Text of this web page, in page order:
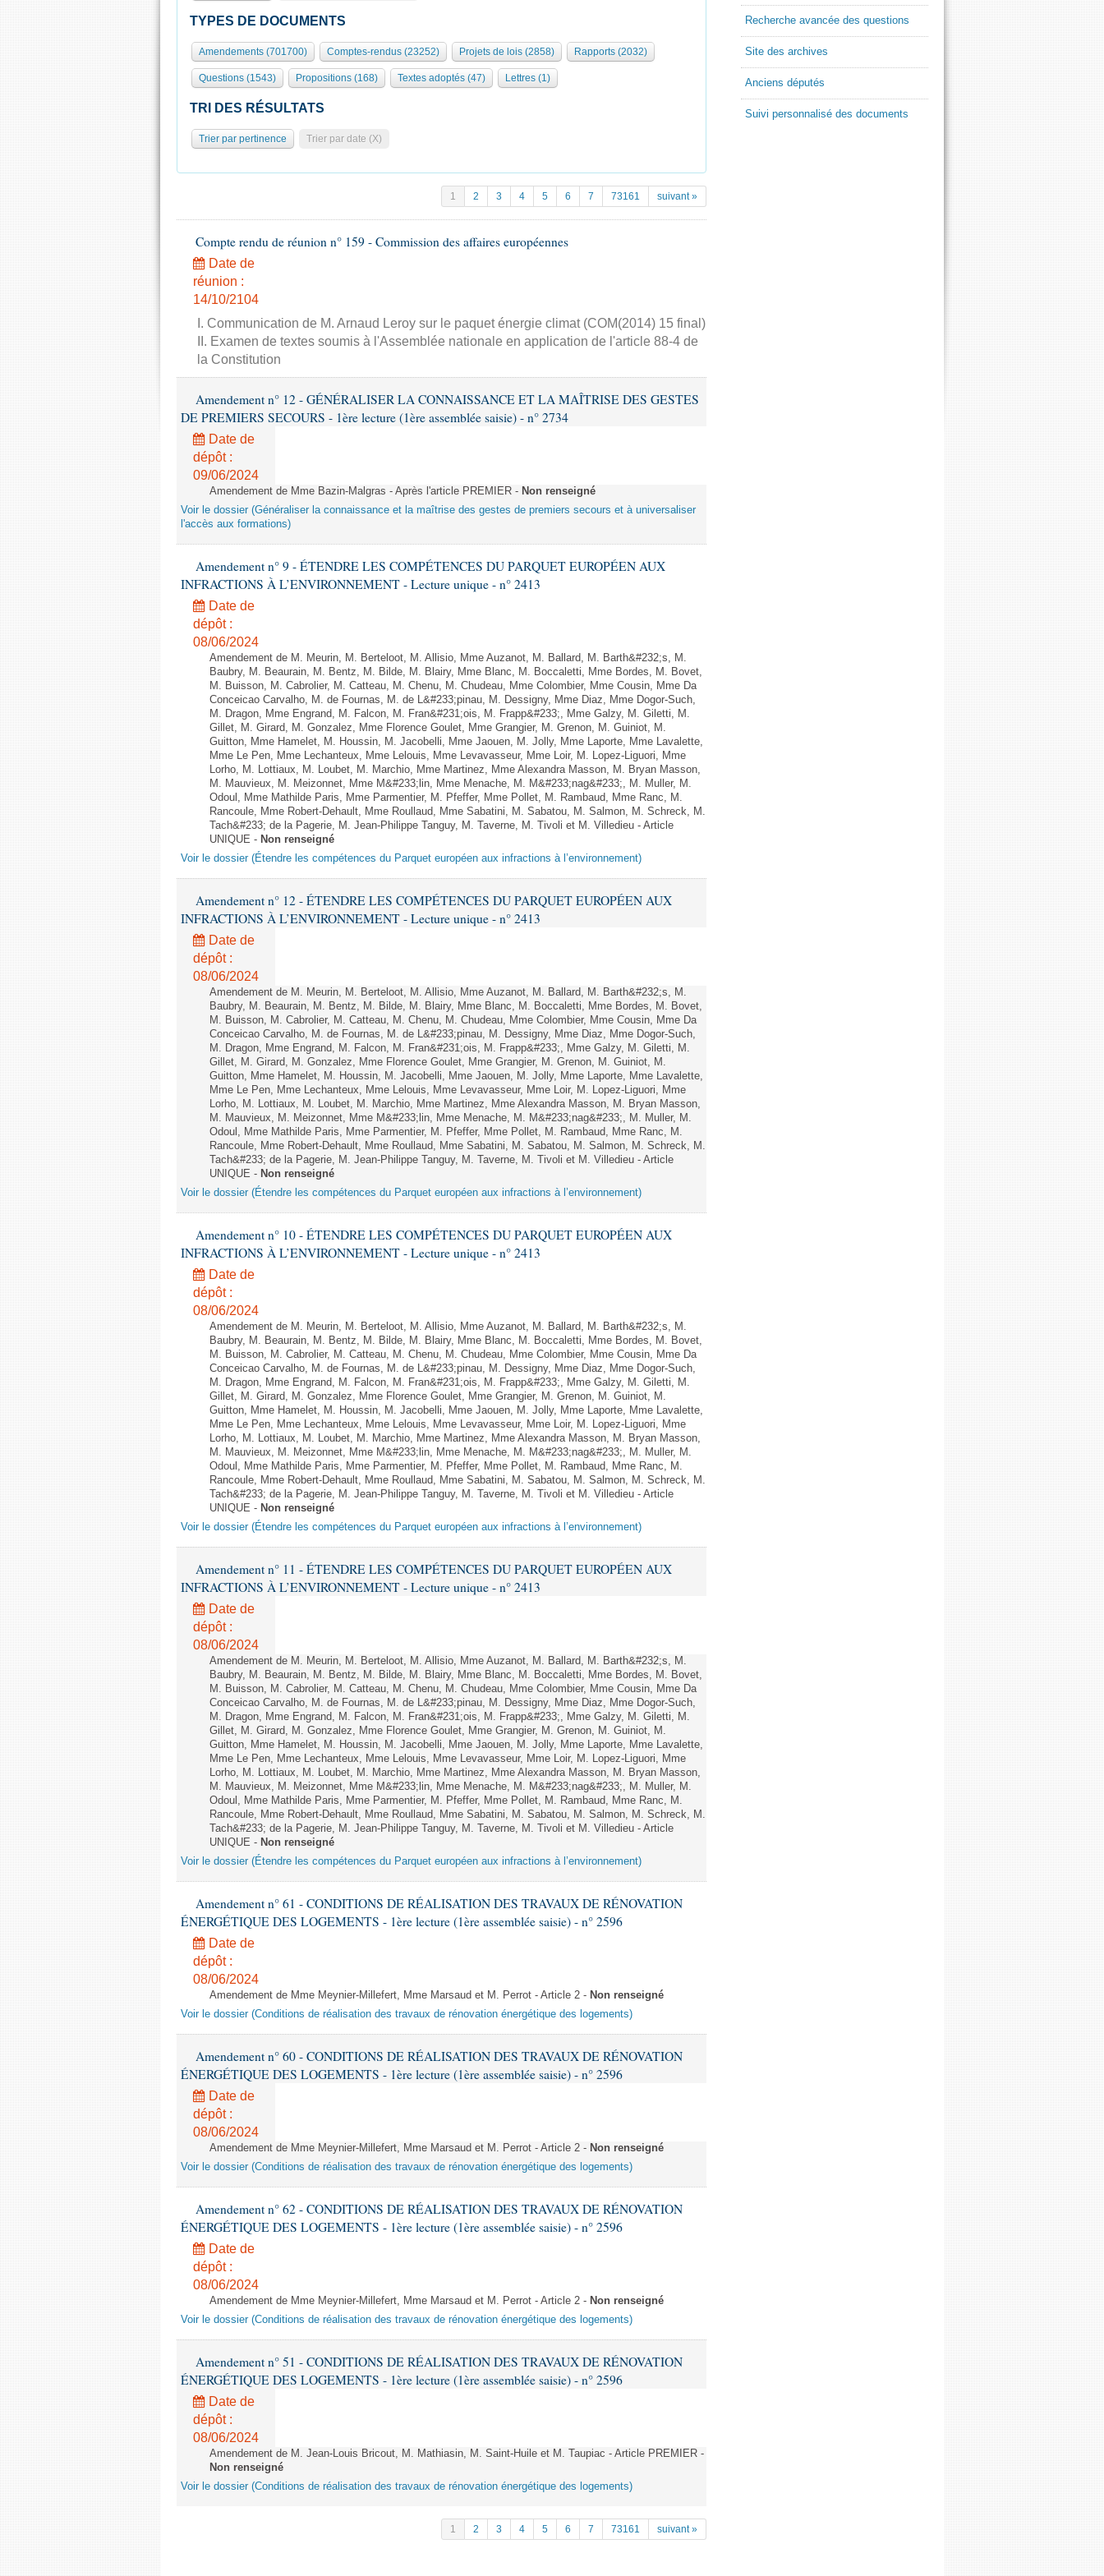
TYPES DE DOCUMENTS
Amendements (701700) Comptes-rendus (23252) Projets de lois (2858) Rapports (2032)
Questions (1543) Propositions (168) Textes adoptés (47) Lettres (1)
TRI DES RÉSULTATS
Trier par pertinence Trier par date (X)
1 2 3 4 5 6 7 73161 suivant »
Compte rendu de réunion n° 159 - Commission des affaires européennes
Date de
réunion :
14/10/2104
I. Communication de M. Arnaud Leroy sur le paquet énergie climat (COM(2014) 15 final)
II. Examen de textes soumis à l'Assemblée nationale en application de l'article 88-4 de
la Constitution
Amendement n° 12 - GÉNÉRALISER LA CONNAISSANCE ET LA MAÎTRISE DES GESTES
DE PREMIERS SECOURS - 1ère lecture (1ère assemblée saisie) - n° 2734
Date de
dépôt :
09/06/2024
Amendement de Mme Bazin-Malgras - Après l'article PREMIER - Non renseigné
Voir le dossier (Généraliser la connaissance et la maîtrise des gestes de premiers secours et à universaliser
l'accès aux formations)
Amendement n° 9 - ÉTENDRE LES COMPÉTENCES DU PARQUET EUROPÉEN AUX
INFRACTIONS À L’ENVIRONNEMENT - Lecture unique - n° 2413
Date de
dépôt :
08/06/2024
Amendement de M. Meurin, M. Berteloot, M. Allisio, Mme Auzanot, M. Ballard, M. Barth&#232;s, M.
Baubry, M. Beaurain, M. Bentz, M. Bilde, M. Blairy, Mme Blanc, M. Boccaletti, Mme Bordes, M. Bovet,
M. Buisson, M. Cabrolier, M. Catteau, M. Chenu, M. Chudeau, Mme Colombier, Mme Cousin, Mme Da
Conceicao Carvalho, M. de Fournas, M. de L&#233;pinau, M. Dessigny, Mme Diaz, Mme Dogor-Such,
M. Dragon, Mme Engrand, M. Falcon, M. Fran&#231;ois, M. Frapp&#233;, Mme Galzy, M. Giletti, M.
Gillet, M. Girard, M. Gonzalez, Mme Florence Goulet, Mme Grangier, M. Grenon, M. Guiniot, M.
Guitton, Mme Hamelet, M. Houssin, M. Jacobelli, Mme Jaouen, M. Jolly, Mme Laporte, Mme Lavalette,
Mme Le Pen, Mme Lechanteux, Mme Lelouis, Mme Levavasseur, Mme Loir, M. Lopez-Liguori, Mme
Lorho, M. Lottiaux, M. Loubet, M. Marchio, Mme Martinez, Mme Alexandra Masson, M. Bryan Masson,
M. Mauvieux, M. Meizonnet, Mme M&#233;lin, Mme Menache, M. M&#233;nag&#233;, M. Muller, M.
Odoul, Mme Mathilde Paris, Mme Parmentier, M. Pfeffer, Mme Pollet, M. Rambaud, Mme Ranc, M.
Rancoule, Mme Robert-Dehault, Mme Roullaud, Mme Sabatini, M. Sabatou, M. Salmon, M. Schreck, M.
Tach&#233; de la Pagerie, M. Jean-Philippe Tanguy, M. Taverne, M. Tivoli et M. Villedieu - Article
UNIQUE - Non renseigné
Voir le dossier (Étendre les compétences du Parquet européen aux infractions à l’environnement)
Amendement n° 12 - ÉTENDRE LES COMPÉTENCES DU PARQUET EUROPÉEN AUX
INFRACTIONS À L’ENVIRONNEMENT - Lecture unique - n° 2413
Date de
dépôt :
08/06/2024
Amendement de M. Meurin, M. Berteloot, M. Allisio, Mme Auzanot, M. Ballard, M. Barth&#232;s, M.
Baubry, M. Beaurain, M. Bentz, M. Bilde, M. Blairy, Mme Blanc, M. Boccaletti, Mme Bordes, M. Bovet,
M. Buisson, M. Cabrolier, M. Catteau, M. Chenu, M. Chudeau, Mme Colombier, Mme Cousin, Mme Da
Conceicao Carvalho, M. de Fournas, M. de L&#233;pinau, M. Dessigny, Mme Diaz, Mme Dogor-Such,
M. Dragon, Mme Engrand, M. Falcon, M. Fran&#231;ois, M. Frapp&#233;, Mme Galzy, M. Giletti, M.
Gillet, M. Girard, M. Gonzalez, Mme Florence Goulet, Mme Grangier, M. Grenon, M. Guiniot, M.
Guitton, Mme Hamelet, M. Houssin, M. Jacobelli, Mme Jaouen, M. Jolly, Mme Laporte, Mme Lavalette,
Mme Le Pen, Mme Lechanteux, Mme Lelouis, Mme Levavasseur, Mme Loir, M. Lopez-Liguori, Mme
Lorho, M. Lottiaux, M. Loubet, M. Marchio, Mme Martinez, Mme Alexandra Masson, M. Bryan Masson,
M. Mauvieux, M. Meizonnet, Mme M&#233;lin, Mme Menache, M. M&#233;nag&#233;, M. Muller, M.
Odoul, Mme Mathilde Paris, Mme Parmentier, M. Pfeffer, Mme Pollet, M. Rambaud, Mme Ranc, M.
Rancoule, Mme Robert-Dehault, Mme Roullaud, Mme Sabatini, M. Sabatou, M. Salmon, M. Schreck, M.
Tach&#233; de la Pagerie, M. Jean-Philippe Tanguy, M. Taverne, M. Tivoli et M. Villedieu - Article
UNIQUE - Non renseigné
Voir le dossier (Étendre les compétences du Parquet européen aux infractions à l’environnement)
Amendement n° 10 - ÉTENDRE LES COMPÉTENCES DU PARQUET EUROPÉEN AUX
INFRACTIONS À L’ENVIRONNEMENT - Lecture unique - n° 2413
Date de
dépôt :
08/06/2024
Amendement de M. Meurin, M. Berteloot, M. Allisio, Mme Auzanot, M. Ballard, M. Barth&#232;s, M.
Baubry, M. Beaurain, M. Bentz, M. Bilde, M. Blairy, Mme Blanc, M. Boccaletti, Mme Bordes, M. Bovet,
M. Buisson, M. Cabrolier, M. Catteau, M. Chenu, M. Chudeau, Mme Colombier, Mme Cousin, Mme Da
Conceicao Carvalho, M. de Fournas, M. de L&#233;pinau, M. Dessigny, Mme Diaz, Mme Dogor-Such,
M. Dragon, Mme Engrand, M. Falcon, M. Fran&#231;ois, M. Frapp&#233;, Mme Galzy, M. Giletti, M.
Gillet, M. Girard, M. Gonzalez, Mme Florence Goulet, Mme Grangier, M. Grenon, M. Guiniot, M.
Guitton, Mme Hamelet, M. Houssin, M. Jacobelli, Mme Jaouen, M. Jolly, Mme Laporte, Mme Lavalette,
Mme Le Pen, Mme Lechanteux, Mme Lelouis, Mme Levavasseur, Mme Loir, M. Lopez-Liguori, Mme
Lorho, M. Lottiaux, M. Loubet, M. Marchio, Mme Martinez, Mme Alexandra Masson, M. Bryan Masson,
M. Mauvieux, M. Meizonnet, Mme M&#233;lin, Mme Menache, M. M&#233;nag&#233;, M. Muller, M.
Odoul, Mme Mathilde Paris, Mme Parmentier, M. Pfeffer, Mme Pollet, M. Rambaud, Mme Ranc, M.
Rancoule, Mme Robert-Dehault, Mme Roullaud, Mme Sabatini, M. Sabatou, M. Salmon, M. Schreck, M.
Tach&#233; de la Pagerie, M. Jean-Philippe Tanguy, M. Taverne, M. Tivoli et M. Villedieu - Article
UNIQUE - Non renseigné
Voir le dossier (Étendre les compétences du Parquet européen aux infractions à l’environnement)
Amendement n° 11 - ÉTENDRE LES COMPÉTENCES DU PARQUET EUROPÉEN AUX
INFRACTIONS À L’ENVIRONNEMENT - Lecture unique - n° 2413
Date de
dépôt :
08/06/2024
Amendement de M. Meurin, M. Berteloot, M. Allisio, Mme Auzanot, M. Ballard, M. Barth&#232;s, M.
Baubry, M. Beaurain, M. Bentz, M. Bilde, M. Blairy, Mme Blanc, M. Boccaletti, Mme Bordes, M. Bovet,
M. Buisson, M. Cabrolier, M. Catteau, M. Chenu, M. Chudeau, Mme Colombier, Mme Cousin, Mme Da
Conceicao Carvalho, M. de Fournas, M. de L&#233;pinau, M. Dessigny, Mme Diaz, Mme Dogor-Such,
M. Dragon, Mme Engrand, M. Falcon, M. Fran&#231;ois, M. Frapp&#233;, Mme Galzy, M. Giletti, M.
Gillet, M. Girard, M. Gonzalez, Mme Florence Goulet, Mme Grangier, M. Grenon, M. Guiniot, M.
Guitton, Mme Hamelet, M. Houssin, M. Jacobelli, Mme Jaouen, M. Jolly, Mme Laporte, Mme Lavalette,
Mme Le Pen, Mme Lechanteux, Mme Lelouis, Mme Levavasseur, Mme Loir, M. Lopez-Liguori, Mme
Lorho, M. Lottiaux, M. Loubet, M. Marchio, Mme Martinez, Mme Alexandra Masson, M. Bryan Masson,
M. Mauvieux, M. Meizonnet, Mme M&#233;lin, Mme Menache, M. M&#233;nag&#233;, M. Muller, M.
Odoul, Mme Mathilde Paris, Mme Parmentier, M. Pfeffer, Mme Pollet, M. Rambaud, Mme Ranc, M.
Rancoule, Mme Robert-Dehault, Mme Roullaud, Mme Sabatini, M. Sabatou, M. Salmon, M. Schreck, M.
Tach&#233; de la Pagerie, M. Jean-Philippe Tanguy, M. Taverne, M. Tivoli et M. Villedieu - Article
UNIQUE - Non renseigné
Voir le dossier (Étendre les compétences du Parquet européen aux infractions à l’environnement)
Amendement n° 61 - CONDITIONS DE RÉALISATION DES TRAVAUX DE RÉNOVATION
ÉNERGÉTIQUE DES LOGEMENTS - 1ère lecture (1ère assemblée saisie) - n° 2596
Date de
dépôt :
08/06/2024
Amendement de Mme Meynier-Millefert, Mme Marsaud et M. Perrot - Article 2 - Non renseigné
Voir le dossier (Conditions de réalisation des travaux de rénovation énergétique des logements)
Amendement n° 60 - CONDITIONS DE RÉALISATION DES TRAVAUX DE RÉNOVATION
ÉNERGÉTIQUE DES LOGEMENTS - 1ère lecture (1ère assemblée saisie) - n° 2596
Date de
dépôt :
08/06/2024
Amendement de Mme Meynier-Millefert, Mme Marsaud et M. Perrot - Article 2 - Non renseigné
Voir le dossier (Conditions de réalisation des travaux de rénovation énergétique des logements)
Amendement n° 62 - CONDITIONS DE RÉALISATION DES TRAVAUX DE RÉNOVATION
ÉNERGÉTIQUE DES LOGEMENTS - 1ère lecture (1ère assemblée saisie) - n° 2596
Date de
dépôt :
08/06/2024
Amendement de Mme Meynier-Millefert, Mme Marsaud et M. Perrot - Article 2 - Non renseigné
Voir le dossier (Conditions de réalisation des travaux de rénovation énergétique des logements)
Amendement n° 51 - CONDITIONS DE RÉALISATION DES TRAVAUX DE RÉNOVATION
ÉNERGÉTIQUE DES LOGEMENTS - 1ère lecture (1ère assemblée saisie) - n° 2596
Date de
dépôt :
08/06/2024
Amendement de M. Jean-Louis Bricout, M. Mathiasin, M. Saint-Huile et M. Taupiac - Article PREMIER -
Non renseigné
Voir le dossier (Conditions de réalisation des travaux de rénovation énergétique des logements)
1 2 3 4 5 6 7 73161 suivant »
Recherche avancée des questions
Site des archives
Anciens députés
Suivi personnalisé des documents